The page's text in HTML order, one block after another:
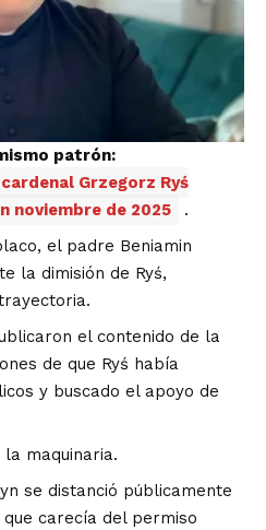
patrón:
Grzegorz Ryś
noviembre de 2025
.
el padre Beniamin
la dimisión de Ryś,
el contenido de la
de que Ryś había
y buscado el apoyo de
maquinaria.
se distanció públicamente
carecía del permiso